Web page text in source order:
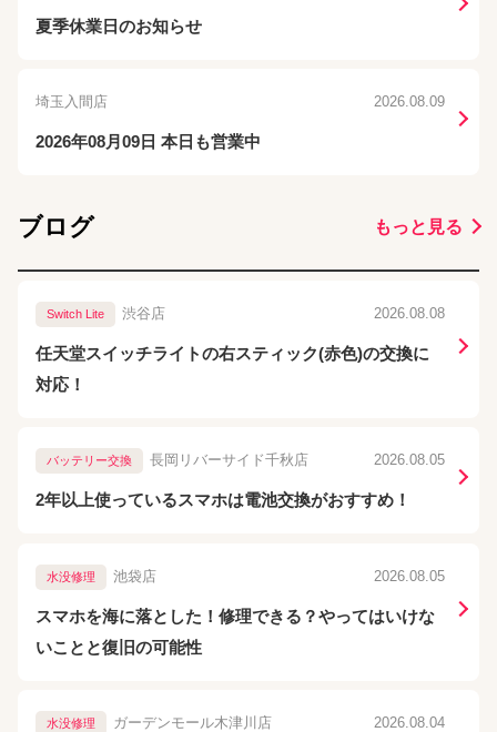
夏季休業日のお知らせ
埼玉入間店 2026.08.09
2026年08月09日 本日も営業中
ブログ もっと見る
Switch Lite 渋谷店 2026.08.08
任天堂スイッチライトの右スティック(赤色)の交換に
対応！
バッテリー交換 長岡リバーサイド千秋店 2026.08.05
2年以上使っているスマホは電池交換がおすすめ！
水没修理 池袋店 2026.08.05
スマホを海に落とした！修理できる？やってはいけな
いことと復旧の可能性
水没修理 ガーデンモール木津川店 2026.08.04